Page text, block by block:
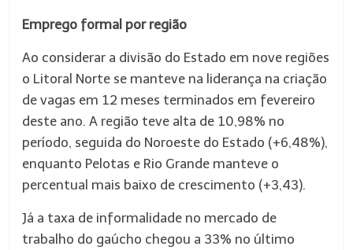
Emprego formal por região
Ao considerar a divisão do Estado em nove regiões
o Litoral Norte se manteve na liderança na criação
de vagas em 12 meses terminados em fevereiro
deste ano. A região teve alta de 10,98% no
período, seguida do Noroeste do Estado (+6,48%),
enquanto Pelotas e Rio Grande manteve o
percentual mais baixo de crescimento (+3,43).
Já a taxa de informalidade no mercado de
trabalho do gaúcho chegou a 33% no último